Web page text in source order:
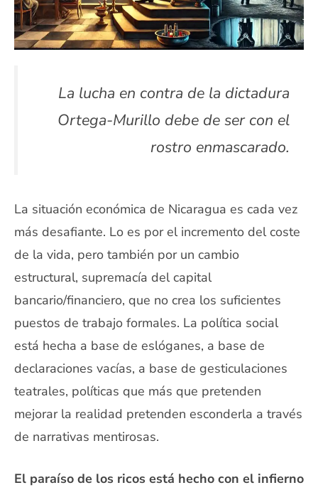
La lucha en contra de la dictadura
Ortega-Murillo debe de ser con el
rostro enmascarado.
La situación económica de Nicaragua es cada vez
más desafiante. Lo es por el incremento del coste
de la vida, pero también por un cambio
estructural, supremacía del capital
bancario/financiero, que no crea los suficientes
puestos de trabajo formales. La política social
está hecha a base de eslóganes, a base de
declaraciones vacías, a base de gesticulaciones
teatrales, políticas que más que pretenden
mejorar la realidad pretenden esconderla a través
de narrativas mentirosas.
El paraíso de los ricos está hecho con el infierno